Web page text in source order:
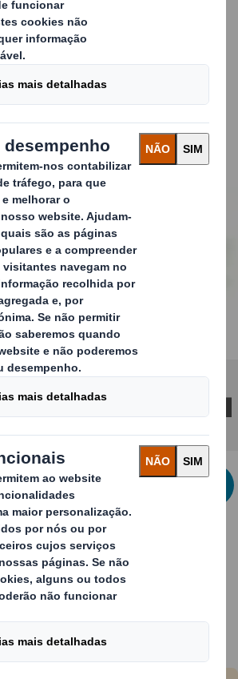
proporcionar uma experiência ao
e rentável, diferenciando-o da
packaging inconfundível e de alta
a experiência de “unboxing” no
seu produto é fisicamente
qualidade do seu produto e serviço
a experiência de marca que
e a atenciosa equipa de vendas não
and next buttons to move
a imagem
PARA MAIS INFORMAÇÃO
do Cliente
DS Smith